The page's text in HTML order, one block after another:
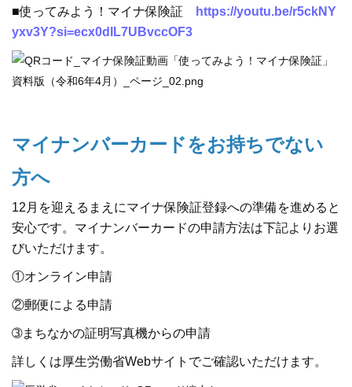
■使ってみよう！マイナ保険証
https://youtu.be/r5ckNY
yxv3Y?si=ecx0dIL7UBvccOF3
マイナンバーカードをお持ちでない
方へ
12月を迎えるまえにマイナ保険証登録への準備を進めると
安心です。マイナンバーカードの申請方法は下記よりお選
びいただけます。
①オンライン申請
②郵便による申請
➂まちなかの証明写真機からの申請
詳しくは厚生労働省Webサイトでご確認いただけます。